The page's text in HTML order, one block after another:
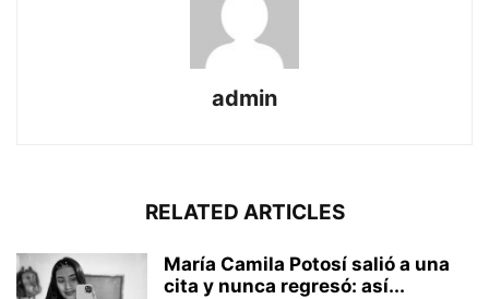
admin
RELATED ARTICLES
María Camila Potosí salió a una
cita y nunca regresó: así...